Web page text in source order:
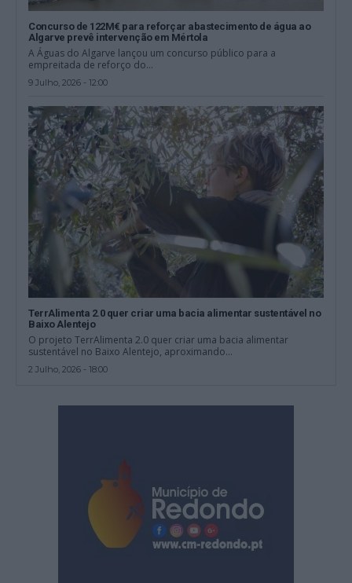
Concurso de 122M€ para reforçar abastecimento de água ao
Algarve prevê intervenção em Mértola
A Águas do Algarve lançou um concurso público para a
empreitada de reforço do...
9 Julho, 2026 - 12:00
TerrAlimenta 2.0 quer criar uma bacia alimentar sustentável no
Baixo Alentejo
O projeto TerrAlimenta 2.0 quer criar uma bacia alimentar
sustentável no Baixo Alentejo, aproximando...
2 Julho, 2026 - 18:00